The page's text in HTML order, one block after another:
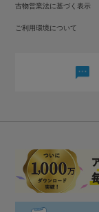
古物営業法に基づく表示
ご利用環境について